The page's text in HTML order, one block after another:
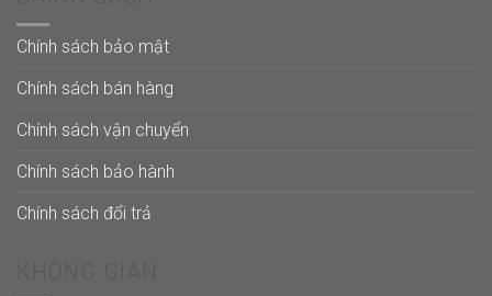
Chính sách bảo mật
Chính sách bán hàng
Chính sách vận chuyển
Chính sách bảo hành
Chính sách đổi trả